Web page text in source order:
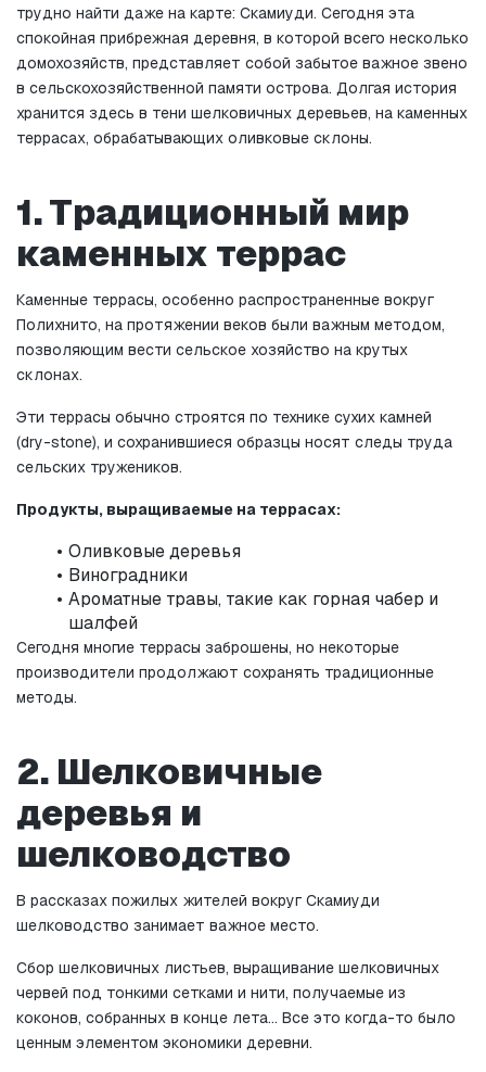
трудно найти даже на карте: Скамиуди. Сегодня эта
спокойная прибрежная деревня, в которой всего несколько
домохозяйств, представляет собой забытое важное звено
в сельскохозяйственной памяти острова. Долгая история
хранится здесь в тени шелковичных деревьев, на каменных
террасах, обрабатывающих оливковые склоны.
1. Традиционный мир
каменных террас
Каменные террасы, особенно распространенные вокруг
Полихнито, на протяжении веков были важным методом,
позволяющим вести сельское хозяйство на крутых
склонах.
Эти террасы обычно строятся по технике сухих камней
(dry-stone), и сохранившиеся образцы носят следы труда
сельских тружеников.
Продукты, выращиваемые на террасах:
Оливковые деревья
Виноградники
Ароматные травы, такие как горная чабер и
шалфей
Сегодня многие террасы заброшены, но некоторые
производители продолжают сохранять традиционные
методы.
2. Шелковичные
деревья и
шелководство
В рассказах пожилых жителей вокруг Скамиуди
шелководство занимает важное место.
Сбор шелковичных листьев, выращивание шелковичных
червей под тонкими сетками и нити, получаемые из
коконов, собранных в конце лета... Все это когда-то было
ценным элементом экономики деревни.